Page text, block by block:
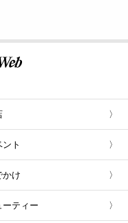
ント
かけ
ーティー